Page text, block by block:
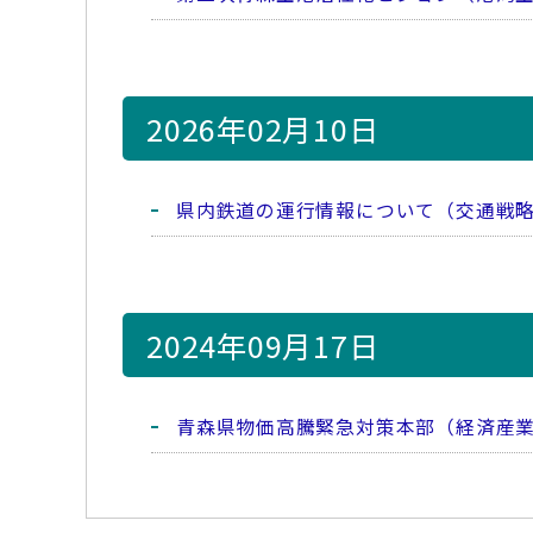
2026年02月10日
県内鉄道の運行情報について（交通戦略
2024年09月17日
青森県物価高騰緊急対策本部（経済産業